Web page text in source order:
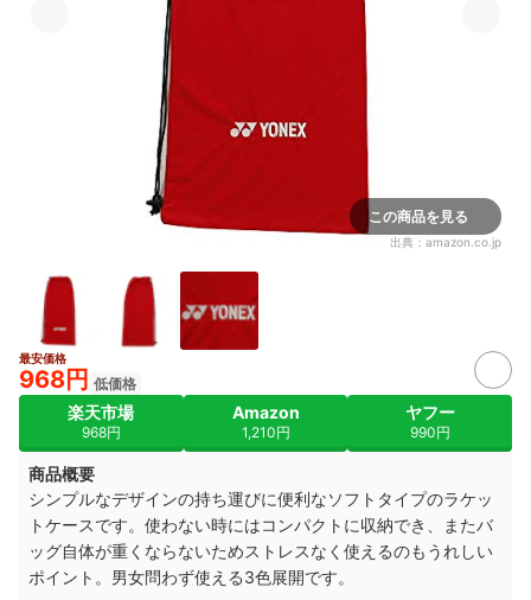
この商品を見る
出典： amazon.co.jp
最安価格
968円 低価格
楽天市場
968円
Amazon
1,210円
ヤフー
990円
商品概要
シンプルなデザインの持ち運びに便利なソフトタイプのラケッ
トケースです。使わない時にはコンパクトに収納でき、またバ
ッグ自体が重くならないためストレスなく使えるのもうれしい
ポイント。男女問わず使える3色展開です。